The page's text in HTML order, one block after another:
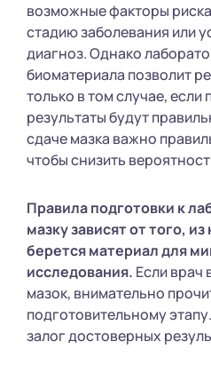
возможные факторы
стадию заболевания или
диагноз. Однако
биоматериала позволит
только в том случае, если
результаты будут
сдаче мазка важно
чтобы снизить
Правила подготовки к
мазку зависят от того,
берется материал для
исследования. Если врач
мазок, внимательно
подготовительному
залог достоверных